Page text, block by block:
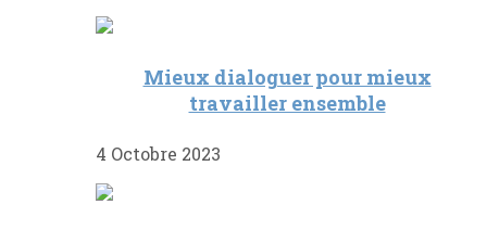
Mieux dialoguer pour mieux
travailler ensemble
4 Octobre 2023